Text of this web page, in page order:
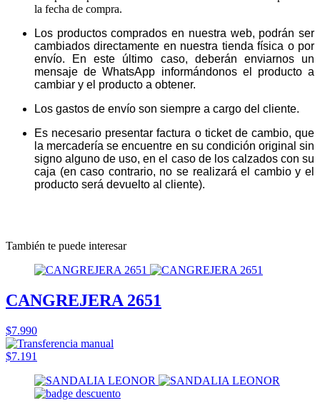
la fecha de compra.
Los productos comprados en nuestra web, podrán ser
cambiados directamente en nuestra tienda física o por
envío. En este último caso, deberán enviarnos un
mensaje de WhatsApp informándonos el producto a
cambiar y el producto a obtener.
Los gastos de envío son siempre a cargo del cliente.
Es necesario presentar factura o ticket de cambio, que
la mercadería se encuentre en su condición original sin
signo alguno de uso, en el caso de los calzados con su
caja (en caso contrario, no se realizará el cambio y el
producto será devuelto al cliente).
También te puede interesar
CANGREJERA 2651
$7.990
$7.191